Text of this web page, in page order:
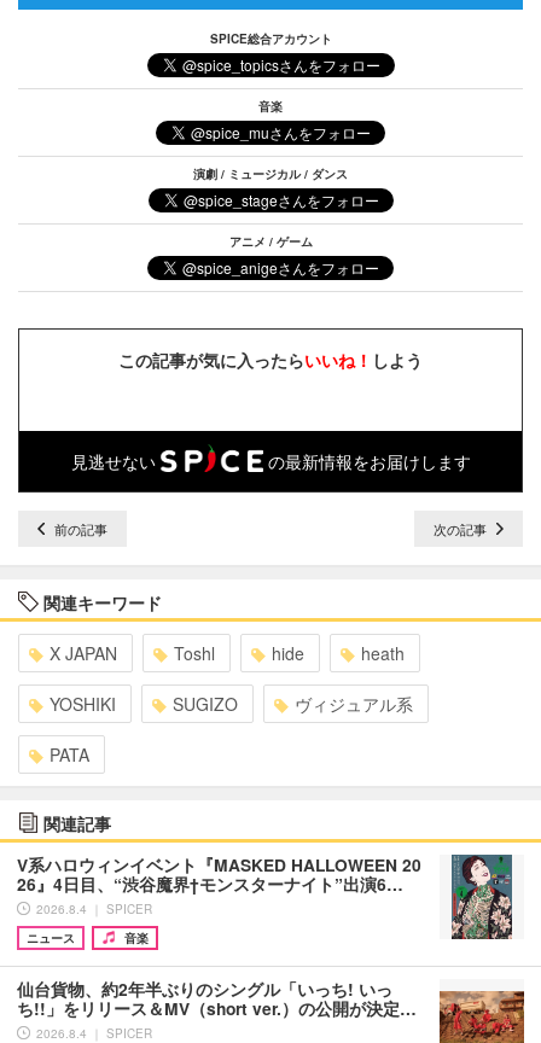
SPICE総合アカウント
音楽
演劇 / ミュージカル / ダンス
アニメ / ゲーム
この記事が気に入ったらいいね！ しよう
見逃せない の最新情報をお届けします
前の記事 次の記事
関連キーワード
X JAPAN Toshl hide heath
YOSHIKI SUGIZO ヴィジュアル系
PATA
関連記事
V系ハロウィンイベント『MASKED HALLOWEEN 20
26』4日目、“渋谷魔界†モンスターナイト”出演6…
2026.8.4 ｜ SPICER
ニュース
音楽
仙台貨物、約2年半ぶりのシングル「いっち! いっ
ち!!」をリリース＆MV（short ver.）の公開が決定…
2026.8.4 ｜ SPICER